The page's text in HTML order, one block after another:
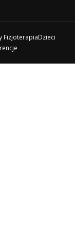
FizjoterapiaDzieci